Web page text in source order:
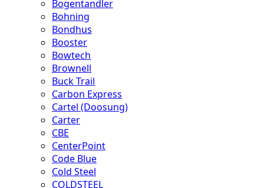
Bogentandler
Bohning
Bondhus
Booster
Bowtech
Brownell
Buck Trail
Carbon Express
Cartel (Doosung)
Carter
CBE
CenterPoint
Code Blue
Cold Steel
COLDSTEEL